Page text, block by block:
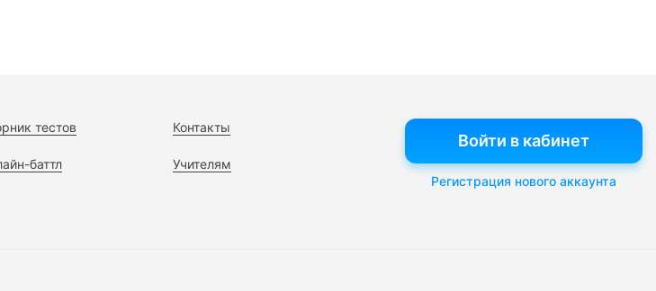
тестов
баттл
Контакты
Учителям
Войти в кабинет
Регистрация нового аккаунта